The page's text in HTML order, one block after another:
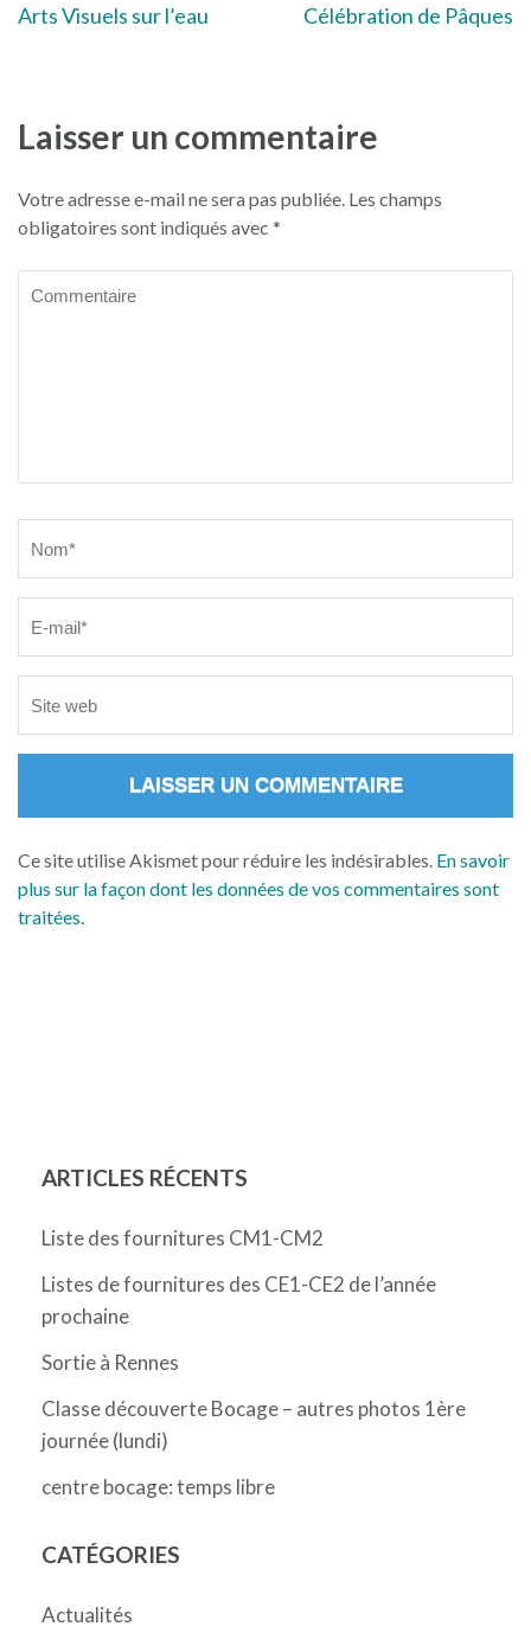
Navigation
l’article
Arts Visuels sur l’eau Célébration de Pâques
Laisser un commentaire
Votre adresse e-mail ne sera pas publiée. Les champs
obligatoires sont indiqués avec *
Ce site utilise Akismet pour réduire les indésirables. En savoir
plus sur la façon dont les données de vos commentaires sont
traitées.
ARTICLES RÉCENTS
Liste des fournitures CM1-CM2
Listes de fournitures des CE1-CE2 de l’année
prochaine
Sortie à Rennes
Classe découverte Bocage – autres photos 1ère
journée (lundi)
centre bocage: temps libre
CATÉGORIES
Actualités